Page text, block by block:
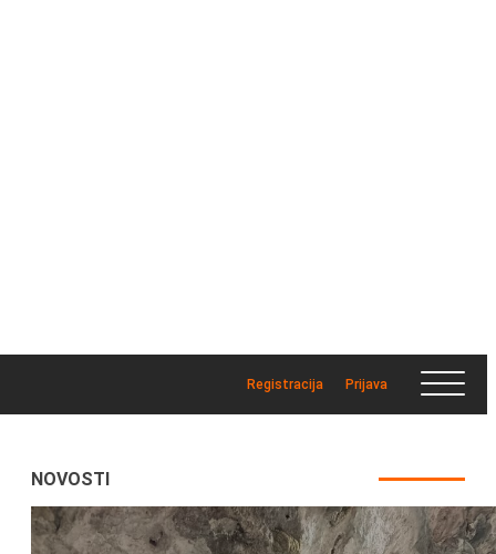
Registracija Prijava
NOVOSTI